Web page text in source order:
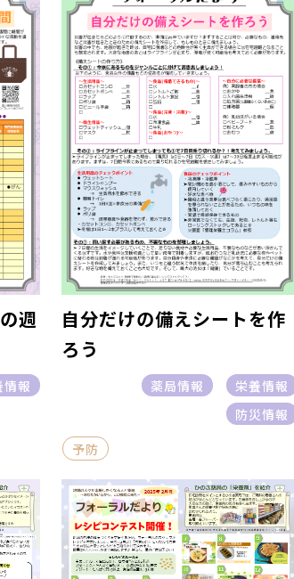
週
情報
自分だけの備えシートを作
ろう
薬局情報
栄養情報
防災情報
予防